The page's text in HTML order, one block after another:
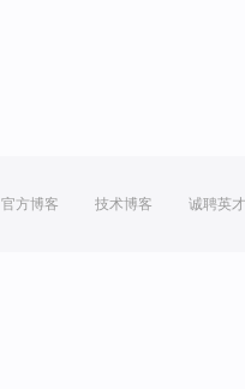
官方博客 技术博客 诚聘英才